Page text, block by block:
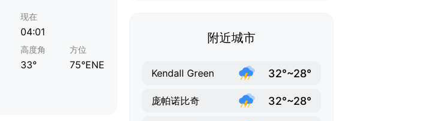
现在
04:01
高度角
33°
方位
75°ENE
附近城市
Kendall Green 32°~28°
庞帕诺比奇 32°~28°